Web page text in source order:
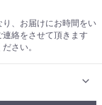
、お届けにお時間をい
絡をさせて頂きます
さい。